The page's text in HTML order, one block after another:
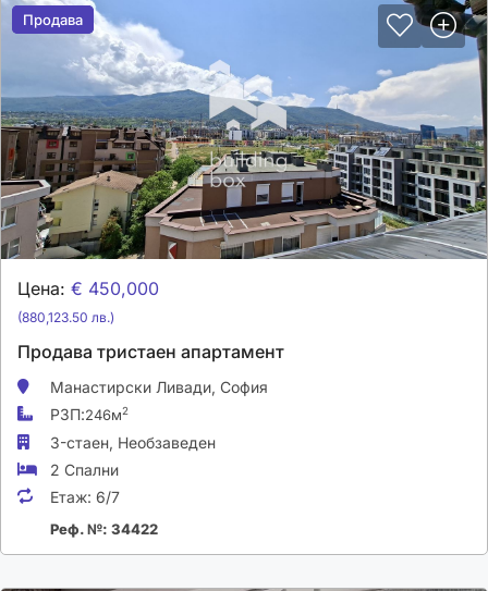
Продава
Продава
Цена: € 450,000
(880,123.50 лв.)
Продава тристаен апартамент
Манастирски Ливади, София
РЗП:246м2
3-стаен, Необзаведен
2 Спални
Етаж: 6/7
Реф. №: 34422